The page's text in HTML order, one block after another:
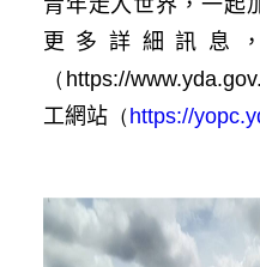
更多詳細訊息
（https://
工網站（ https://